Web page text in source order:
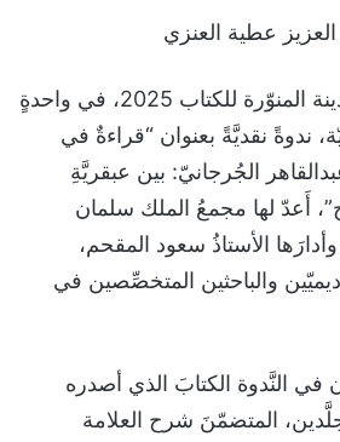
العزيز عطية العنزي
استضاف معرضُ المدينة المنوّرة للكتاب 2025، في واحدةٍ
ندوةً نقديَّةً بعنوان “قراءةٌ في
الجُرجانيّ: بين عبقريَّةِ
أَعدّ لها مجمعُ الملك سلمان
وأدارَها الأستاذُ سعود المقحم،
والباحثين المتخصِّصين في
النَّدوة الكتابَ الذي أصدره
المتضمّنَ شرح العلامة